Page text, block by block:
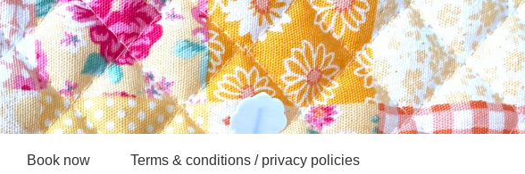
Book now Terms & conditions / privacy policies